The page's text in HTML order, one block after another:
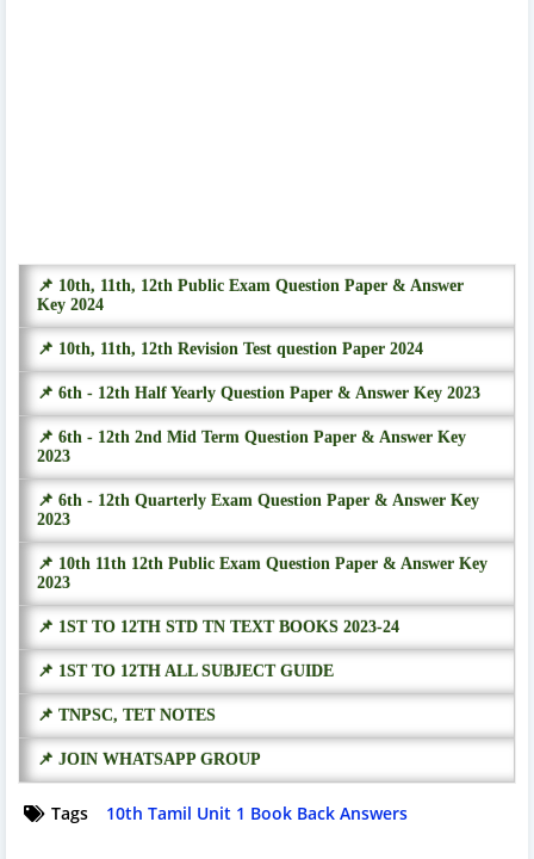
📌 10th, 11th, 12th Public Exam Question Paper & Answer
Key 2024
📌 10th, 11th, 12th Revision Test question Paper 2024
📌 6th - 12th Half Yearly Question Paper & Answer Key 2023
📌 6th - 12th 2nd Mid Term Question Paper & Answer Key
2023
📌 6th - 12th Quarterly Exam Question Paper & Answer Key
2023
📌 10th 11th 12th Public Exam Question Paper & Answer Key
2023
📌 1ST TO 12TH STD TN TEXT BOOKS 2023-24
📌 1ST TO 12TH ALL SUBJECT GUIDE
📌 TNPSC, TET NOTES
📌 JOIN WHATSAPP GROUP
Tags 10th Tamil Unit 1 Book Back Answers